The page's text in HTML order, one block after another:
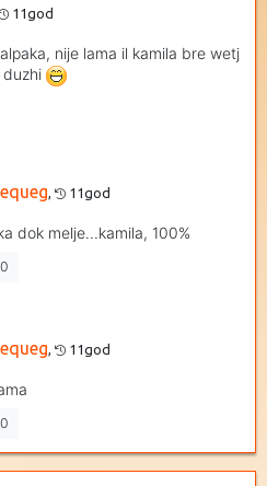
11god
nije lama il kamila bre wetj
duzhi
11god
dok melje...kamila, 100%
0
11god
0